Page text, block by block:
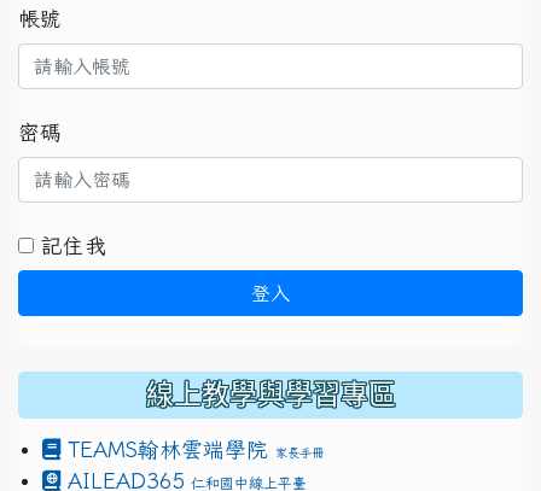
帳號
密碼
記住我
登入
線上教學與學習專區
TEAMS翰林雲端學院 家長手冊
AILEAD365 仁和國中線上平臺